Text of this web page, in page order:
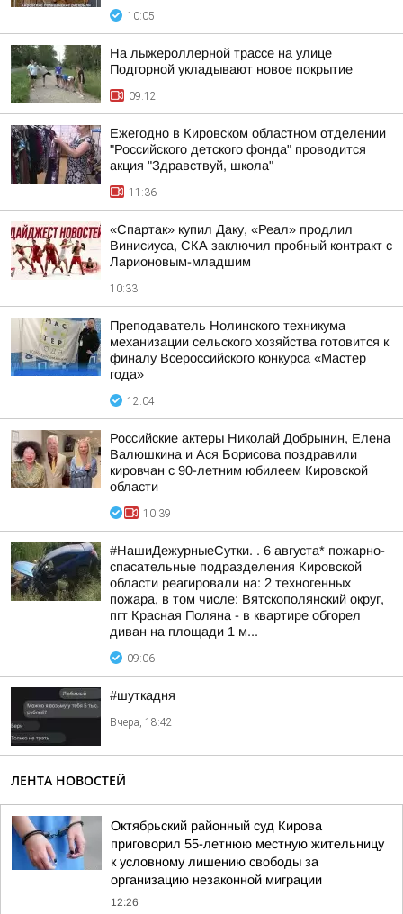
10:05
На лыжероллерной трассе на улице
Подгорной укладывают новое покрытие
09:12
Ежегодно в Кировском областном отделении
"Российского детского фонда" проводится
акция "Здравствуй, школа"
11:36
«Спартак» купил Даку, «Реал» продлил
Винисиуса, СКА заключил пробный контракт с
Ларионовым-младшим
10:33
Преподаватель Нолинского техникума
механизации сельского хозяйства готовится к
финалу Всероссийского конкурса «Мастер
года»
12:04
Российские актеры Николай Добрынин, Елена
Валюшкина и Ася Борисова поздравили
кировчан с 90-летним юбилеем Кировской
области
10:39
#НашиДежурныеСутки. . 6 августа* пожарно-
спасательные подразделения Кировской
области реагировали на: 2 техногенных
пожара, в том числе: Вятскополянский округ,
пгт Красная Поляна - в квартире обгорел
диван на площади 1 м...
09:06
#шуткадня
Вчера, 18:42
ЛЕНТА НОВОСТЕЙ
Октябрьский районный суд Кирова
приговорил 55-летнюю местную жительницу
к условному лишению свободы за
организацию незаконной миграции
12:26